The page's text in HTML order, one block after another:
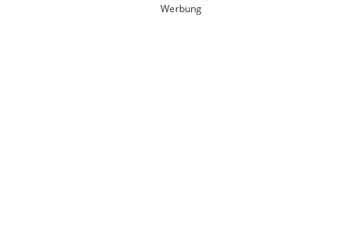
Werbung